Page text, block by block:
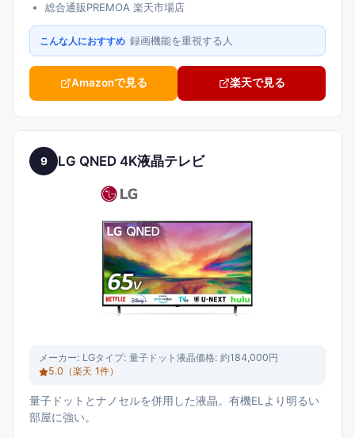
総合通販PREMOA 楽天市場店
こんな人におすすめ 録画機能を重視する人
Amazonで見る 楽天で見る
9 LG QNED 4K液晶テレビ
メーカー: LGタイプ: 量子ドット液晶価格: 約184,000円
5.0 （楽天 1件）
量子ドットとナノセルを併用した液晶。有機ELより明るい
部屋に強い。